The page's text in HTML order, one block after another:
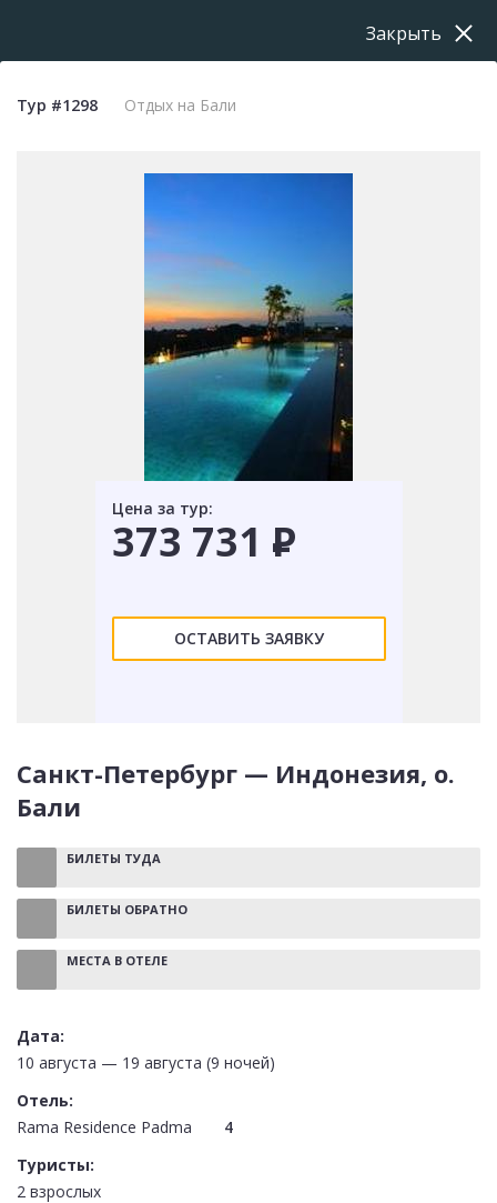
Тур #1298 Отдых на Бали
Санкт-Петербург — Индонезия, о.
Бали
БИЛЕТЫ ТУДА
БИЛЕТЫ ОБРАТНО
МЕСТА В ОТЕЛЕ
Дата:
10 августа — 19 августа (9 ночей)
Отель:
Rama Residence Padma
4
Туристы:
2 взрослых
Цена за тур:
373 731 Р
ОСТАВИТЬ ЗАЯВКУ
Закрыть